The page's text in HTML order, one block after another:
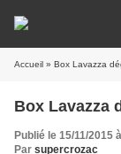
Accueil » Box Lavazza
Box Lavazza
Publié le 15/11/2015
Par supercrozac